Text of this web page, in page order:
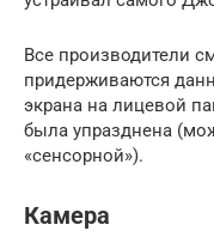
Все производители
придерживаются
экрана на лицевой
была упразднена
«сенсорной»).
Камера